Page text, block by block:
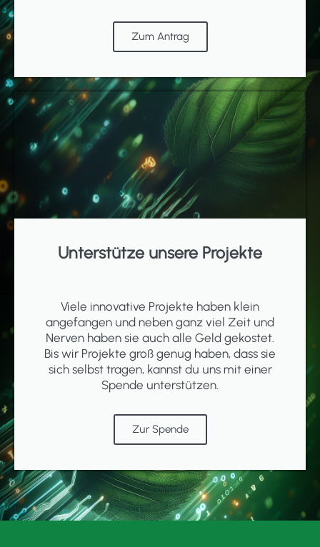
Zum Antrag
Unterstütze unsere Projekte
Viele innovative Projekte haben klein
angefangen und neben ganz viel Zeit und
Nerven haben sie auch alle Geld gekostet.
Bis wir Projekte groß genug haben, dass sie
sich selbst tragen, kannst du uns mit einer
Spende unterstützen.
Zur Spende